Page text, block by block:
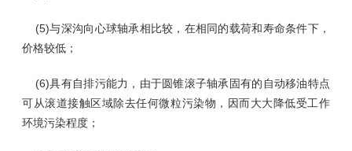
(5)与深沟向心球轴承相比较，在相同的载荷和寿命条件下，
价格较低；
(6)具有自排污能力，由于圆锥滚子轴承固有的自动移油特点
可从滚道接触区域除去任何微粒污染物，因而大大降低受工作
环境污染程度；